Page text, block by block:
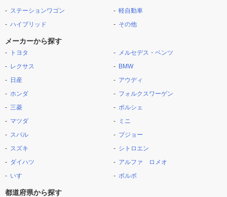
ステーションワゴン
ハイブリッド
軽自動車
その他
メーカーから探す
トヨタ
レクサス
日産
ホンダ
三菱
マツダ
スバル
スズキ
ダイハツ
いすゞ
メルセデス・ベンツ
BMW
アウディ
フォルクスワーゲン
ポルシェ
ミニ
プジョー
シトロエン
アルファ ロメオ
ボルボ
都道府県から探す